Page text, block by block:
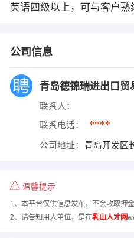
英语四级以上，可与客户熟
公司信息
青岛德锦瑞进出口贸
联系人：
联系电话： ****
公司地址： 青岛开发区
温馨提示
1、本平台仅供信息发布，不会收取押金
2、请告知用人单位，是在乳山人才网